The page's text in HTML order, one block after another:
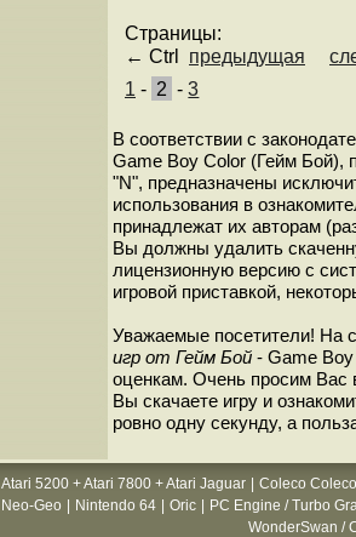
Страницы:
← Ctrl предыдущая
1 - 2 -3
В соответствии с
Game Boy Color (Гейм Бой),
"N", предназначены
использования в
принадлежат их авторам
Вы должны удалить
лицензионную версию с
игровой приставкой,
Уважаемые посетители! На
игр от Гейм Бой - Game
оценкам. Очень просим Вас
Вы скачаете игру и
ровно одну секунду, а
Atari 5200 + Atari 7800 + Atari Jaguar
Coleco
Neo-Geo Nintendo 64 Oric
PC Engine / Turbo
WonderSwan /